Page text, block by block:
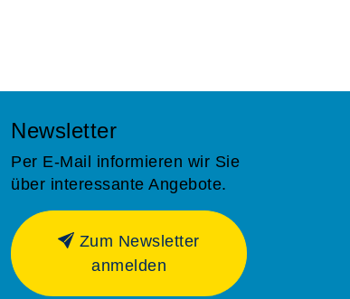
Newsletter
Per E-Mail informieren wir Sie
über interessante Angebote.
Zum Newsletter
anmelden